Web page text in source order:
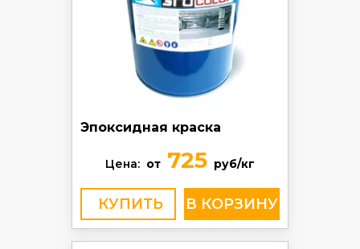
Эпоксидная краска
Цена: от 725 руб/кг
КУПИТЬ